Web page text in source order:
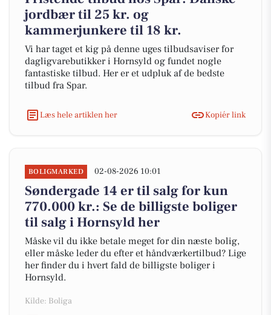
jordbær til 25 kr. og
kammerjunkere til 18 kr.
Vi har taget et kig på denne uges tilbudsaviser for
dagligvarebutikker i Hornsyld og fundet nogle
fantastiske tilbud. Her er et udpluk af de bedste
tilbud fra Spar.
Læs hele artiklen her Kopiér link
BOLIGMARKED 02-08-2026 10:01
Søndergade 14 er til salg for kun
770.000 kr.: Se de billigste boliger
til salg i Hornsyld her
Måske vil du ikke betale meget for din næste bolig,
eller måske leder du efter et håndværkertilbud? Lige
her finder du i hvert fald de billigste boliger i
Hornsyld.
Kilde: Boliga